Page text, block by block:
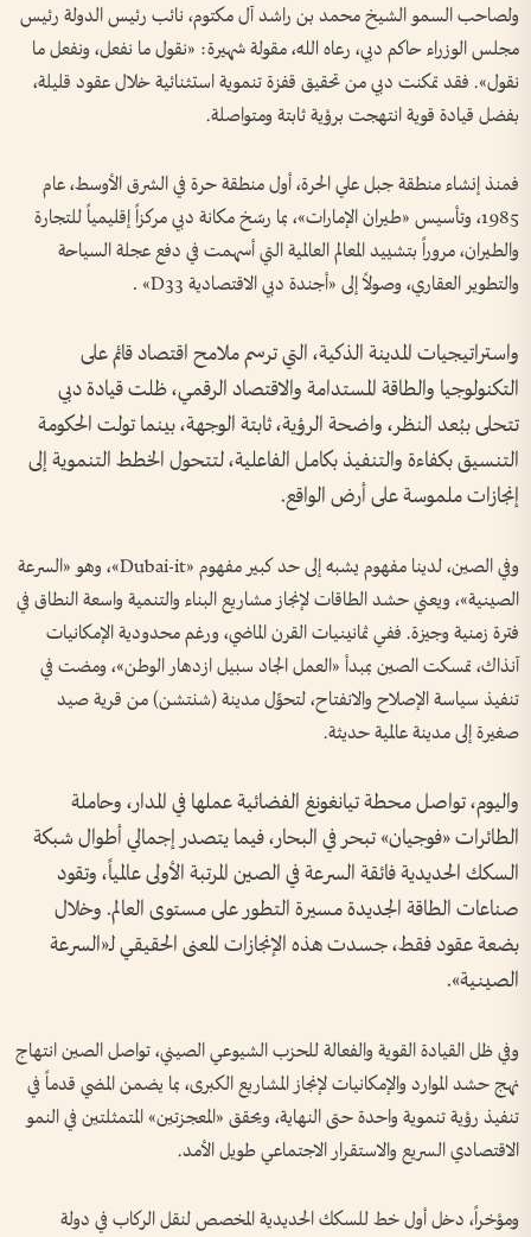
ولصاحب السمو الشيخ محمد بن راشد آل مكتوم، نائب رئيس الدولة رئيس
مجلس الوزراء حاكم دبي، رعاه الله، مقولة شهيرة: «نقول ما نفعل، ونفعل ما
نقول». فقد تمكنت دبي من تحقيق قفزة تنموية استثنائية خلال عقود قليلة،
بفضل قيادة قوية انتهجت برؤية ثابتة ومتواصلة.
فمنذ إنشاء منطقة جبل علي الحرة، أول منطقة حرة في الشرق الأوسط، عام
1985، وتأسيس «طيران الإمارات»، بما رسّخ مكانة دبي مركزاً إقليمياً للتجارة
والطيران، مروراً بتشييد المعالم العالمية التي أسهمت في دفع عجلة السياحة
والتطوير العقاري، وصولاً إلى «أجندة دبي الاقتصادية D33» .
واستراتيجيات المدينة الذكية، التي ترسم ملامح اقتصاد قائم على
التكنولوجيا والطاقة المستدامة والاقتصاد الرقمي، ظلت قيادة دبي
تتحلى ببُعد النظر، واضحة الرؤية، ثابتة الوجهة، بينما تولت الحكومة
التنسيق بكفاءة والتنفيذ بكامل الفاعلية، لتتحول الخطط التنموية إلى
إنجازات ملموسة على أرض الواقع.
وفي الصين، لدينا مفهوم يشبه إلى حد كبير مفهوم «Dubai-it»، وهو «السرعة
الصينية»، ويعني حشد الطاقات لإنجاز مشاريع البناء والتنمية واسعة النطاق في
فترة زمنية وجيزة. ففي ثمانينيات القرن الماضي، ورغم محدودية الإمكانيات
آنذاك، تمسكت الصين بمبدأ «العمل الجاد سبيل ازدهار الوطن»، ومضت في
تنفيذ سياسة الإصلاح والانفتاح، لتحوِّل مدينة (شنتشن) من قرية صيد
صغيرة إلى مدينة عالمية حديثة.
واليوم، تواصل محطة تيانغونغ الفضائية عملها في المدار، وحاملة
الطائرات «فوجيان» تبحر في البحار، فيما يتصدر إجمالي أطوال شبكة
السكك الحديدية فائقة السرعة في الصين المرتبة الأولى عالمياً، وتقود
صناعات الطاقة الجديدة مسيرة التطور على مستوى العالم. وخلال
بضعة عقود فقط، جسدت هذه الإنجازات المعنى الحقيقي لـ«السرعة
الصينية».
وفي ظل القيادة القوية والفعالة للحزب الشيوعي الصيني، تواصل الصين انتهاج
نهج حشد الموارد والإمكانيات لإنجاز المشاريع الكبرى، بما يضمن المضي قدماً في
تنفيذ رؤية تنموية واحدة حتى النهاية، ويحقق «المعجزتين» المتمثلتين في النمو
الاقتصادي السريع والاستقرار الاجتماعي طويل الأمد.
ومؤخراً، دخل أول خط للسكك الحديدية المخصص لنقل الركاب في دولة